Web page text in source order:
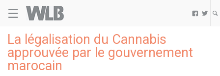
☰  
La légalisation du Cannabis
approuvée par le gouvernement
marocain